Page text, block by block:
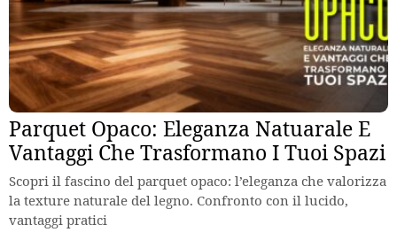
Parquet Opaco: Eleganza Natuarale E
Vantaggi Che Trasformano I Tuoi Spazi
Scopri il fascino del parquet opaco: l’eleganza che valorizza
la texture naturale del legno. Confronto con il lucido,
vantaggi pratici